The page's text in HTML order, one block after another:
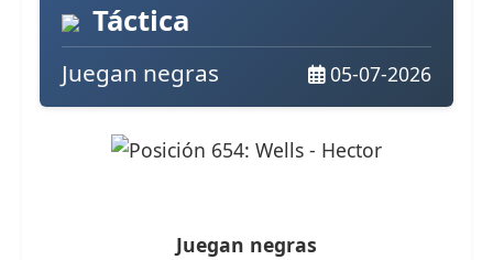
Táctica
Juegan negras 05-07-2026
Juegan negras